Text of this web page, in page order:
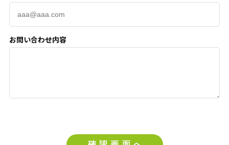
お問い合わせ内容